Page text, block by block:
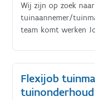
Wij zijn op zoek naar
tuinaannemer/
team komt werken
Flexijob
tuinonderhoud